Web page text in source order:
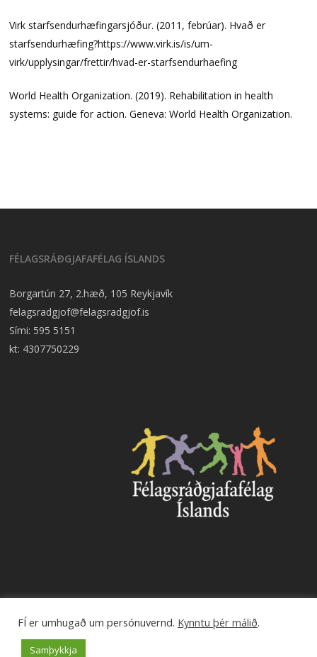
Virk starfsendurhæfingarsjóður. (2011, febrúar). Hvað er
starfsendurhæfing?https://www.virk.is/is/um-
virk/upplysingar/frettir/hvad-er-starfsendurhaefing
World Health Organization. (2019). Rehabilitation in health
systems: guide for action. Geneva: World Health Organization.
FÉLAGSRÁÐGJAFAFÉLAG ÍSLANDS
Borgartún 27, 2.hæð, 105 Reykjavík
felagsradgjof@felagsradgjof.is
Sími: 595 5151
kt: 4307750229
© 2026 Félagsráðgjafafélag Íslands.
FÍ er umhugað um persónuvernd. Kynntu þér málið.
Samþykkja